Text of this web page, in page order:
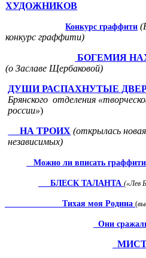
ХУДОЖНИКОВ
Конкурс граффити
конкурс граффити)
БОГЕМИЯ
(о Заславе Щербаковой)
ДУШИ РАСПАХНУТЫЕ
Брянского отделения
россии»)
НА ТРОИХ (открылась
независимых)
Можно ли вписать граффити
БЛЕСК ТАЛАНТА («Лев
Тихая моя Родина (
Они